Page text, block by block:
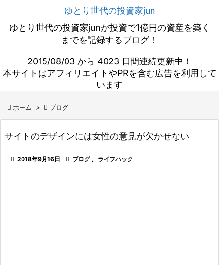
ゆとり世代の投資家jun
ゆとり世代の投資家junが投資で1億円の資産を築く
までを記録するブログ！
2015/08/03 から 4023 日間連続更新中！
本サイトはアフィリエイトやPRを含む広告を利用して
います
 ホーム >  ブログ
サイトのデザインには女性の意見が欠かせない
 2018年9月16日  ブログ , ライフハック